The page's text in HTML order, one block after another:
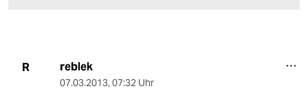
R reblek
07.03.2013, 07:32 Uhr